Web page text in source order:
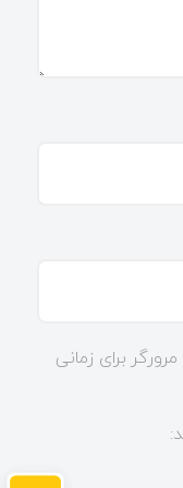
برای زمانی